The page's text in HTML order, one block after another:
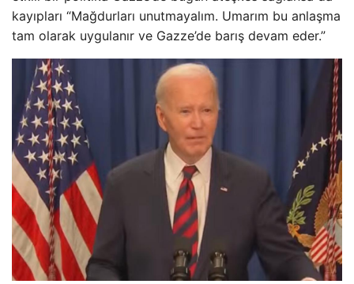
kayıpları “Mağdurları unutmayalım. Umarım bu anlaşma
tam olarak uygulanır ve Gazze’de barış devam eder.”